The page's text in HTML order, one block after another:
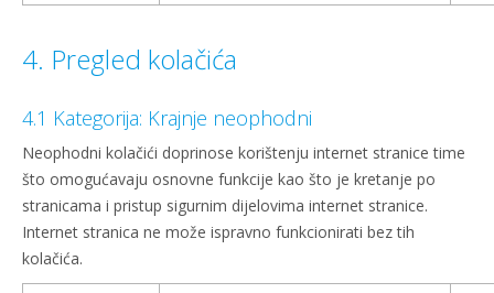
4. Pregled kolačića
4.1 Kategorija: Krajnje neophodni
Neophodni kolačići doprinose korištenju internet stranice time
što omogućavaju osnovne funkcije kao što je kretanje po
stranicama i pristup sigurnim dijelovima internet stranice.
Internet stranica ne može ispravno funkcionirati bez tih
kolačića.